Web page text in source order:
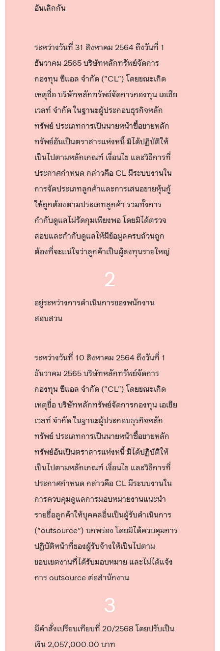
อันเลิกกัน
ระหว่างวันที่ 31 สิงหาคม 2564 ถึงวันที่ 1
ธันวาคม 2565 บริษัทหลักทรัพย์จัดการ
กองทุน ซีแอล จำกัด ("CL") โดยขณะเกิด
เหตุชื่อ บริษัทหลักทรัพย์จัดการกองทุน เอเชีย
เวลท์ จำกัด ในฐานะผู้ประกอบธุรกิจหลัก
ทรัพย์ ประเภทการเป็นนายหน้าซื้อขายหลัก
ทรัพย์อันเป็นตราสารแห่งหนี้ มิได้ปฏิบัติให้
เป็นไปตามหลักเกณฑ์ เงื่อนไข และวิธีการที่
ประกาศกำหนด กล่าวคือ CL มีระบบงานใน
การจัดประเภทลูกค้าและการเสนอขายหุ้นกู้
ให้ถูกต้องตามประเภทลูกค้า รวมทั้งการ
กำกับดูแลไม่รัดกุมเพียงพอ โดยมิได้ตรวจ
สอบและกำกับดูแลให้มีข้อมูลครบถ้วนถูก
ต้องที่จะแน่ใจว่าลูกค้าเป็นผู้ลงทุนรายใหญ่
2
อยู่ระหว่างการดำเนินการของพนักงาน
สอบสวน
ระหว่างวันที่ 10 สิงหาคม 2564 ถึงวันที่ 1
ธันวาคม 2565 บริษัทหลักทรัพย์จัดการ
กองทุน ซีแอล จำกัด ("CL") โดยขณะเกิด
เหตุชื่อ บริษัทหลักทรัพย์จัดการกองทุน เอเชีย
เวลท์ จำกัด ในฐานะผู้ประกอบธุรกิจหลัก
ทรัพย์ ประเภทการเป็นนายหน้าซื้อขายหลัก
ทรัพย์อันเป็นตราสารแห่งหนี้ มิได้ปฏิบัติให้
เป็นไปตามหลักเกณฑ์ เงื่อนไข และวิธีการที่
ประกาศกำหนด กล่าวคือ CL มีระบบงานใน
การควบคุมดูแลการมอบหมายงานแนะนำ
รายชื่อลูกค้าให้บุคคลอื่นเป็นผู้รับดำเนินการ
("outsource") บกพร่อง โดยมิได้ควบคุมการ
ปฏิบัติหน้าที่ของผู้รับจ้างให้เป็นไปตาม
ขอบเขตงานที่ได้รับมอบหมาย และไม่ได้แจ้ง
การ outsource ต่อสำนักงาน
3
มีคำสั่งเปรียบเทียบที่ 20/2568 โดยปรับเป็น
เงิน 2,057,000.00 บาท